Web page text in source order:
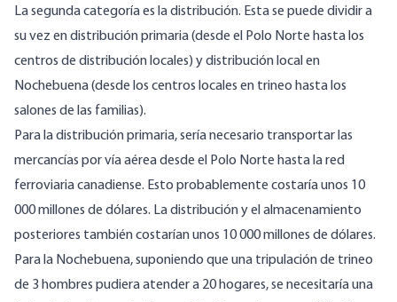
La segunda categoría es la distribución. Esta se puede dividir a
su vez en distribución primaria (desde el Polo Norte hasta los
centros de distribución locales) y distribución local en
Nochebuena (desde los centros locales en trineo hasta los
salones de las familias).
Para la distribución primaria, sería necesario transportar las
mercancías por vía aérea desde el Polo Norte hasta la red
ferroviaria canadiense. Esto probablemente costaría unos 10
000 millones de dólares. La distribución y el almacenamiento
posteriores también costarían unos 10 000 millones de dólares.
Para la Nochebuena, suponiendo que una tripulación de trineo
de 3 hombres pudiera atender a 20 hogares, se necesitaría una